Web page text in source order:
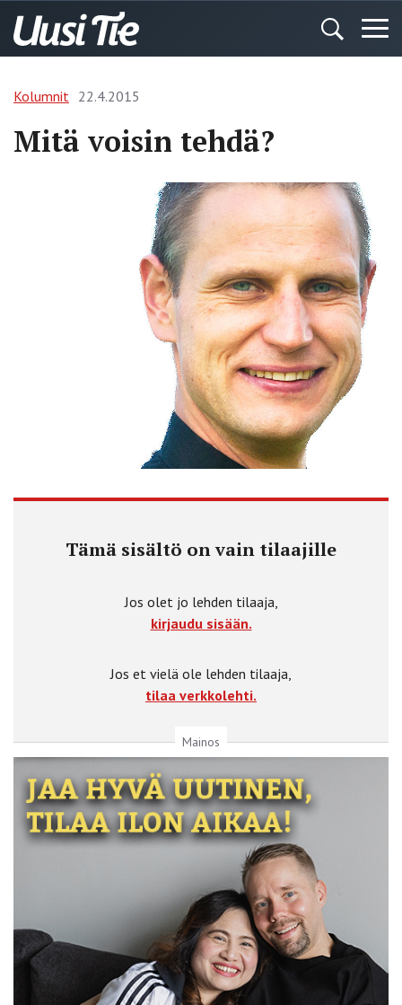
Kolumnit 22.4.2015
Mitä voisin tehdä?
Tämä sisältö on vain tilaajille
Jos olet jo lehden tilaaja,
kirjaudu sisään.
Jos et vielä ole lehden tilaaja,
tilaa verkkolehti.
Mainos